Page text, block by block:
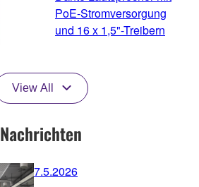
PoE-Stromversorgung
und 16 x 1,5"-Treibern
View All
Nachrichten
7.5.2026